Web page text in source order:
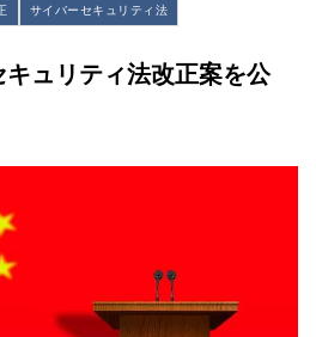
サイバーセキュリティ法
ュリティ法改正案を公